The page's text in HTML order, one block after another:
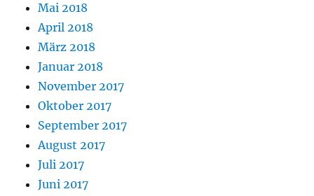
Mai 2018
April 2018
März 2018
Januar 2018
November 2017
Oktober 2017
September 2017
August 2017
Juli 2017
Juni 2017